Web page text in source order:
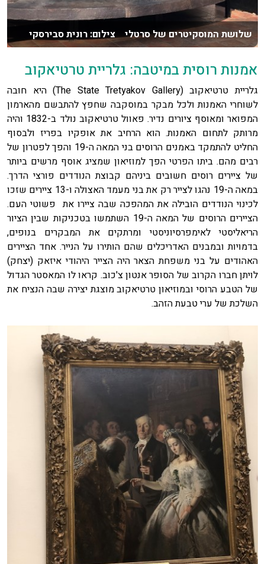
שלושת המוסקיטרים של סרטלי צילום: רונית סבירסקי
אמנות רוסית במיטבה: גלריית טרטיאקוב
גלריית טרטיאקוב (The State Tretyakov Gallery) היא חובה
לשוחרי האמנות ולכל מבקר במוסקבה שחפץ להתבשם מהארמון
המפואר ומאוסף ציורים נדיר. פאוול טרטיאקוב נולד ב-1832 והיה
מרותק לתחום האמנות. הוא הרחיב את אופקיו בפריז ולבסוף
החליט להתמקד באמנים הרוסים בני המאה ה-19 והפך לפטרון של
רבים מהם. ביתו הפרטי הפך למוזיאון שמציג אוסף מרשים ביותר
של ציירים רוסים חשובים ביניהם קבוצת הנודדים פורצי הדרך.
במאה ה-19 נהגו לצייר רק את בני מעמד האצולה ו-13 ציירים שזכו
לכינוי הנודדים הובילה את המהפכה שבה ציירו את פשוטי העם.
הציירים הרוסים של המאה ה-19 השתמשו בטכניקות שבין הציור
הריאליסטי לאימפרסיוניסטי ומרתקים את המבקרים בנופים,
בדמויות ובמבנים האדריכלים שהם הותירו על הנייר. אחד הציירים
האהודים על בני משפחת הצאר היה הצייר היהודי איזאק (יצחק)
לויתן חברו הקרוב של הסופר אנטון צ'כוב. קראו לו המאסטר הגדול
של הטבע הרוסי ובמוזיאון טרטיאקוב מוצגת יצירה שבה הנציח את
השלכת של ערי טבעת הזהב.